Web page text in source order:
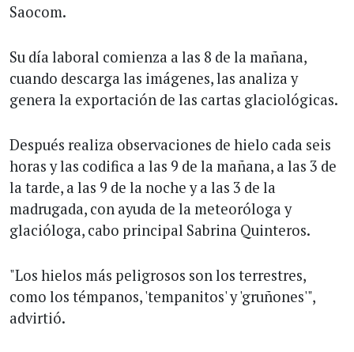
Saocom.
Su día laboral comienza a las 8 de la mañana,
cuando descarga las imágenes, las analiza y
genera la exportación de las cartas glaciológicas.
Después realiza observaciones de hielo cada seis
horas y las codifica a las 9 de la mañana, a las 3 de
la tarde, a las 9 de la noche y a las 3 de la
madrugada, con ayuda de la meteoróloga y
glacióloga, cabo principal Sabrina Quinteros.
"Los hielos más peligrosos son los terrestres,
como los témpanos, 'tempanitos' y 'gruñones'",
advirtió.